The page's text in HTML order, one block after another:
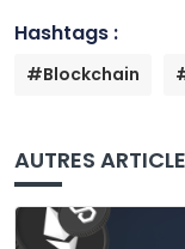
Hashtags :
#Blockchain
AUTRES